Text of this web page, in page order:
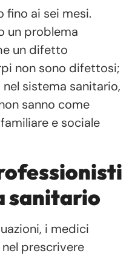
fino ai sei mesi.
un problema
un difetto
non sono difettosi;
sistema sanitario,
sanno come
e sociale
sanitario
i medici
prescrivere